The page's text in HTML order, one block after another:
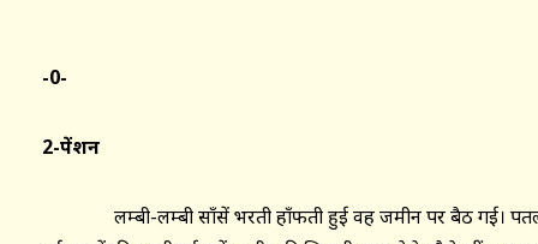
-0-
2-पेंशन
लम्बी-लम्बी साँसें भरती हाँफती हुई वह जमीन पर बैठ गई।